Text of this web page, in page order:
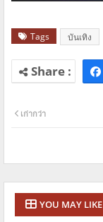
Tags บันเทิง
เก่ากว่า
YOU MAY LIKE